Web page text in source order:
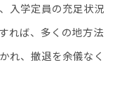
入学定員の充足状況
れば、多くの地方法
れ、撤退を余儀なく